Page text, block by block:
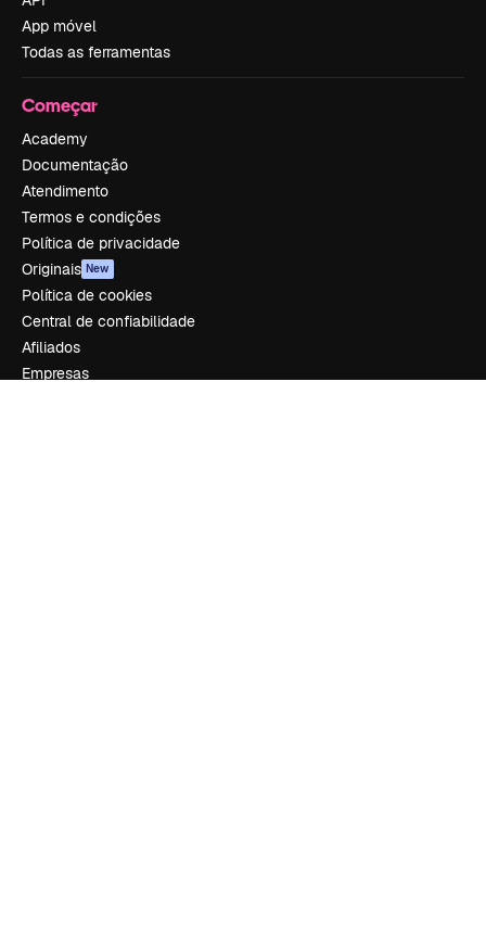
App móvel
Todas as ferramentas
Começar
Academy
Documentação
Atendimento
Termos e condições
Política de privacidade
Originais New
Política de cookies
Central de confiabilidade
Afiliados
Empresas